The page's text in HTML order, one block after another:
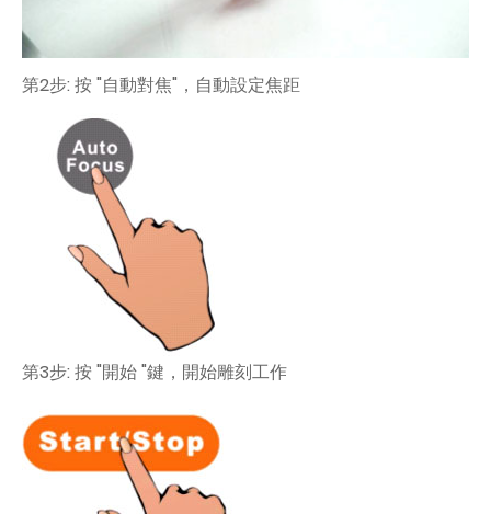
第2步: 按 "自動對焦"，自動設定焦距
第3步: 按 "開始 "鍵，開始雕刻工作